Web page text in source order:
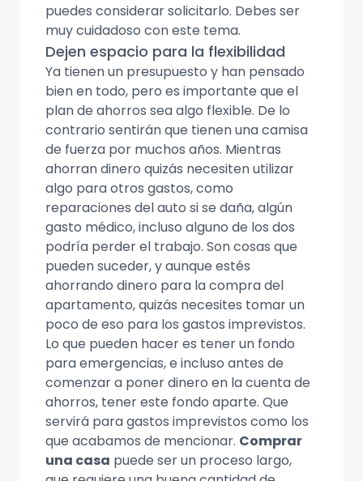
puedes considerar solicitarlo. Debes ser
muy cuidadoso con este tema.
Dejen espacio para la flexibilidad
Ya tienen un presupuesto y han pensado
bien en todo, pero es importante que el
plan de ahorros sea algo flexible. De lo
contrario sentirán que tienen una camisa
de fuerza por muchos años. Mientras
ahorran dinero quizás necesiten utilizar
algo para otros gastos, como
reparaciones del auto si se daña, algún
gasto médico, incluso alguno de los dos
podría perder el trabajo. Son cosas que
pueden suceder, y aunque estés
ahorrando dinero para la compra del
apartamento, quizás necesites tomar un
poco de eso para los gastos imprevistos.
Lo que pueden hacer es tener un fondo
para emergencias, e incluso antes de
comenzar a poner dinero en la cuenta de
ahorros, tener este fondo aparte. Que
servirá para gastos imprevistos como los
que acabamos de mencionar. Comprar
una casa puede ser un proceso largo,